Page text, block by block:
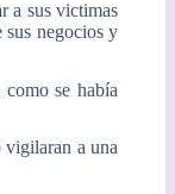
a sus victimas
sus negocios y
se había
vigilaran a una